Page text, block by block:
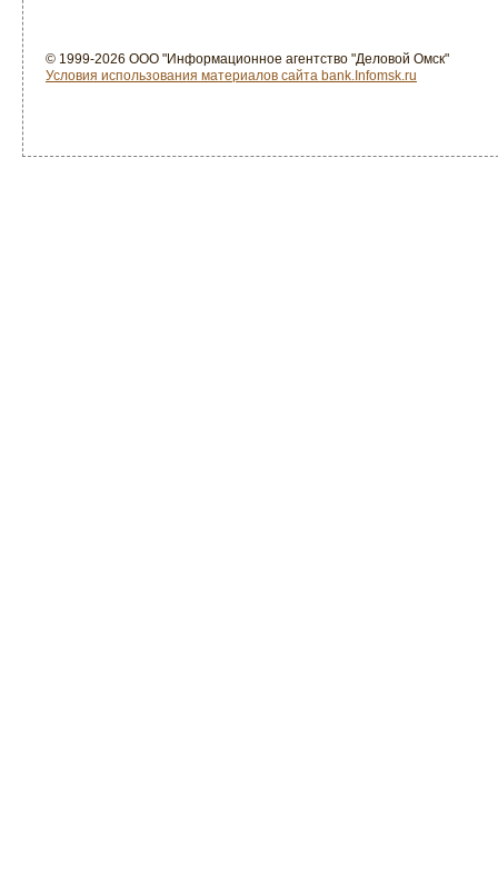
© 1999-2026 ООО "Информационное агентство "Деловой Омск"
Условия использования материалов сайта bank.Infomsk.ru